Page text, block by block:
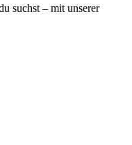
suchst – mit unserer